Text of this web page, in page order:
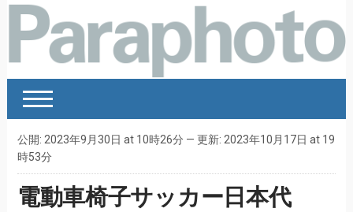
公開: 2023年9月30日 at 10時26分 — 更新: 2023年10月17日 at 19
時53分
電動車椅子サッカー日本代